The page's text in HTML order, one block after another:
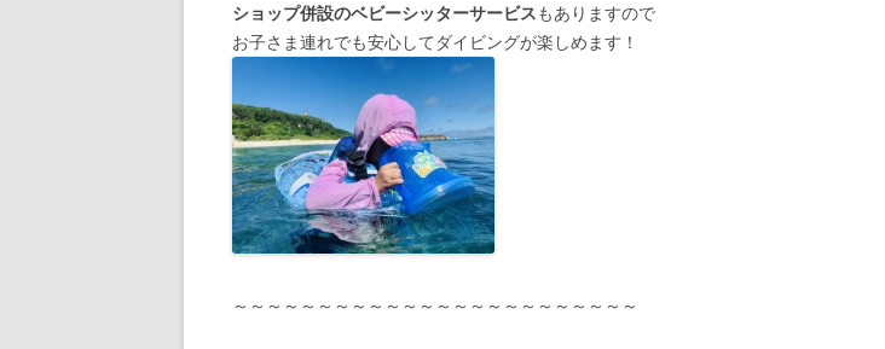
ショップ併設のベビーシッターサービスもありますので
お子さま連れでも安心してダイビングが楽しめます！
～～～～～～～～～～～～～～～～～～～～～～～～